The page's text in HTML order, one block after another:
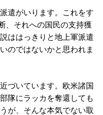
遣がいります。これをす
、それへの国民の支持獲
ははっきりと地上軍派遣
のではないかと思われま
づいています。欧米諸国
隊にラッカを奪還しても
が、そんな本気でない取